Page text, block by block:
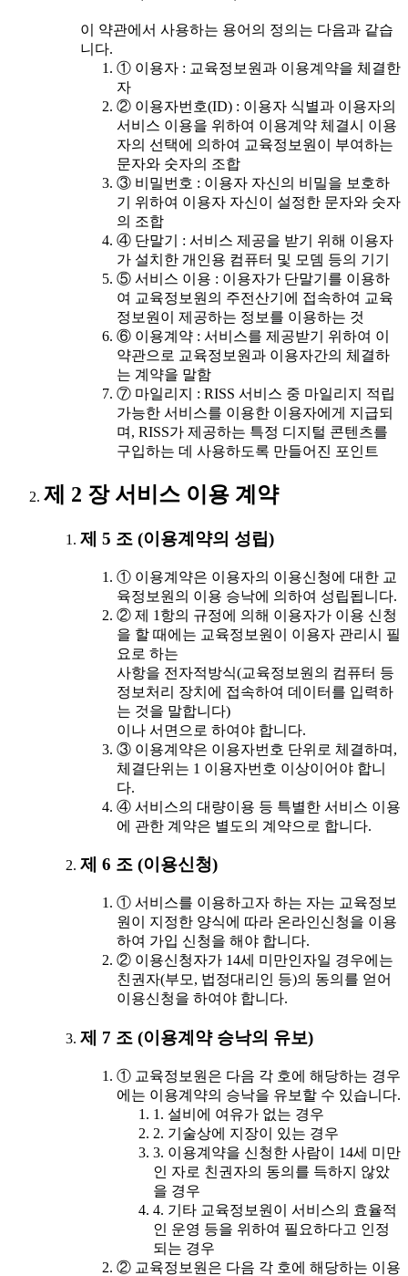
이 약관에서 사용하는 용어의 정의는 다음과 같습
니다.
① 이용자 : 교육정보원과 이용계약을 체결한
자
② 이용자번호(ID) : 이용자 식별과 이용자의
서비스 이용을 위하여 이용계약 체결시 이용
자의 선택에 의하여 교육정보원이 부여하는
문자와 숫자의 조합
③ 비밀번호 : 이용자 자신의 비밀을 보호하
기 위하여 이용자 자신이 설정한 문자와 숫자
의 조합
④ 단말기 : 서비스 제공을 받기 위해 이용자
가 설치한 개인용 컴퓨터 및 모뎀 등의 기기
⑤ 서비스 이용 : 이용자가 단말기를 이용하
여 교육정보원의 주전산기에 접속하여 교육
정보원이 제공하는 정보를 이용하는 것
⑥ 이용계약 : 서비스를 제공받기 위하여 이
약관으로 교육정보원과 이용자간의 체결하
는 계약을 말함
⑦ 마일리지 : RISS 서비스 중 마일리지 적립
가능한 서비스를 이용한 이용자에게 지급되
며, RISS가 제공하는 특정 디지털 콘텐츠를
구입하는 데 사용하도록 만들어진 포인트
제 2 장 서비스 이용 계약
제 5 조 (이용계약의 성립)
① 이용계약은 이용자의 이용신청에 대한 교
육정보원의 이용 승낙에 의하여 성립됩니다.
② 제 1항의 규정에 의해 이용자가 이용 신청
을 할 때에는 교육정보원이 이용자 관리시 필
요로 하는
사항을 전자적방식(교육정보원의 컴퓨터 등
정보처리 장치에 접속하여 데이터를 입력하
는 것을 말합니다)
이나 서면으로 하여야 합니다.
③ 이용계약은 이용자번호 단위로 체결하며,
체결단위는 1 이용자번호 이상이어야 합니
다.
④ 서비스의 대량이용 등 특별한 서비스 이용
에 관한 계약은 별도의 계약으로 합니다.
제 6 조 (이용신청)
① 서비스를 이용하고자 하는 자는 교육정보
원이 지정한 양식에 따라 온라인신청을 이용
하여 가입 신청을 해야 합니다.
② 이용신청자가 14세 미만인자일 경우에는
친권자(부모, 법정대리인 등)의 동의를 얻어
이용신청을 하여야 합니다.
제 7 조 (이용계약 승낙의 유보)
① 교육정보원은 다음 각 호에 해당하는 경우
에는 이용계약의 승낙을 유보할 수 있습니다.
1. 설비에 여유가 없는 경우
2. 기술상에 지장이 있는 경우
3. 이용계약을 신청한 사람이 14세 미만
인 자로 친권자의 동의를 득하지 않았
을 경우
4. 기타 교육정보원이 서비스의 효율적
인 운영 등을 위하여 필요하다고 인정
되는 경우
② 교육정보원은 다음 각 호에 해당하는 이용